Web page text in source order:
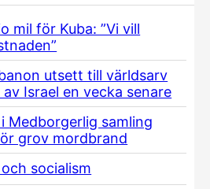
mil för Kuba: ”Vi vill
utsett till världsarv
Israel en vecka senare
Medborgerlig samling
grov mordbrand
socialism